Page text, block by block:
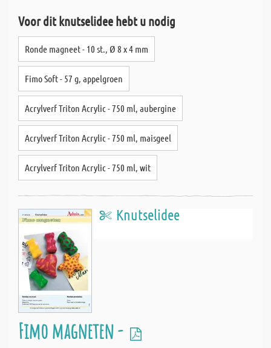
Voor dit knutselidee hebt u nodig
Ronde magneet - 10 st., Ø 8 x 4 mm
Fimo Soft - 57 g, appelgroen
Acrylverf Triton Acrylic - 750 ml, aubergine
Acrylverf Triton Acrylic - 750 ml, maisgeel
Acrylverf Triton Acrylic - 750 ml, wit
Knutselidee
Fimo magneten -